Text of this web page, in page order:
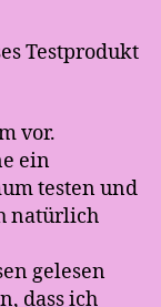
Testprodukt
vor.
ein
testen und
natürlich
gelesen
dass ich